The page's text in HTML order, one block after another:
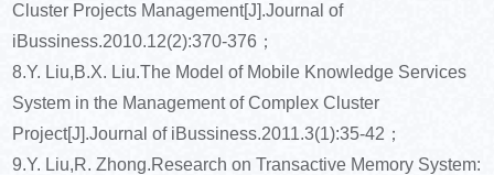
Cluster Projects Management[J].Journal of
iBussiness.2010.12(2):370-376；
8.Y. Liu,B.X. Liu.The Model of Mobile Knowledge Services
System in the Management of Complex Cluster
Project[J].Journal of iBussiness.2011.3(1):35-42；
9.Y. Liu,R. Zhong.Research on Transactive Memory System: